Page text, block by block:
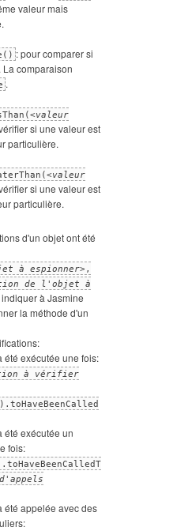
valeur mais
: pour comparer si
La comparaison
.
valeur
si une valeur est
particulière.
valeur
si une valeur est
particulière.
d'un objet ont été
à espionner>,
de l'objet à
à Jasmine
la méthode d'un
été exécutée une fois:
à vérifier
été exécutée un
fois:
été appelée avec des